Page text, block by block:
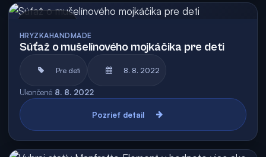
HRYZKAHANDMADE
Súťaž o mušelínového mojkáčika pre deti
Pre deti 8. 8. 2022
Ukončené 8. 8. 2022
Pozrieť detail